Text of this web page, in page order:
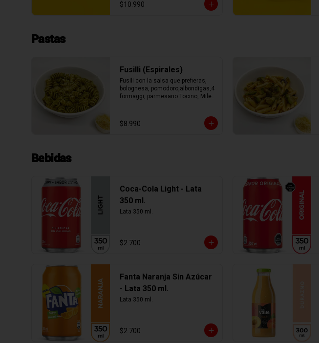
$10.990
Pastas
Fusilli (Espirales)
Fusili con la salsa que prefieras,
bolognesa, pomodoro,albondigas,4
formaggi, parmesano Tocino, Mile
$8.990
Bebidas
Coca-Cola Light - Lata
350 ml.
Lata 350 ml.
$2.700
Fanta Naranja Sin Azúcar
- Lata 350 ml.
Lata 350 ml.
$2.700